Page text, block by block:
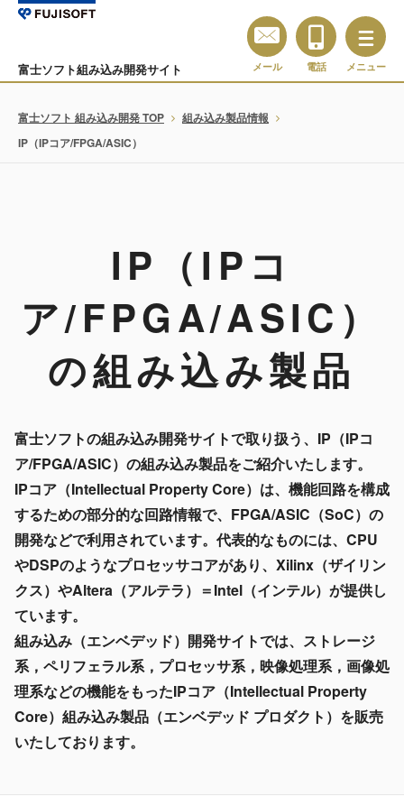
富士ソフト組み込み開発サイト メール 電話 メニュー
富士ソフト 組み込み開発 TOP
組み込み製品情報
IP（IPコア/FPGA/ASIC）
IP（IPコ
ア/FPGA/ASIC）
の組み込み製品
富士ソフトの組み込み開発サイトで取り扱う、IP（IPコ
ア/FPGA/ASIC）の組み込み製品をご紹介いたします。
IPコア（Intellectual Property Core）は、機能回路を構成
するための部分的な回路情報で、FPGA/ASIC（SoC）の
開発などで利用されています。代表的なものには、CPU
やDSPのようなプロセッサコアがあり、Xilinx（ザイリン
クス）やAltera（アルテラ）＝Intel（インテル）が提供し
ています。
組み込み（エンベデッド）開発サイトでは、ストレージ
系，ペリフェラル系，プロセッサ系，映像処理系，画像処
理系などの機能をもったIPコア（Intellectual Property
Core）組み込み製品（エンベデッド プロダクト）を販売
いたしております。